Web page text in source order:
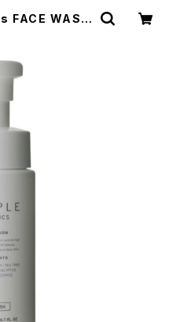
FACE WASH